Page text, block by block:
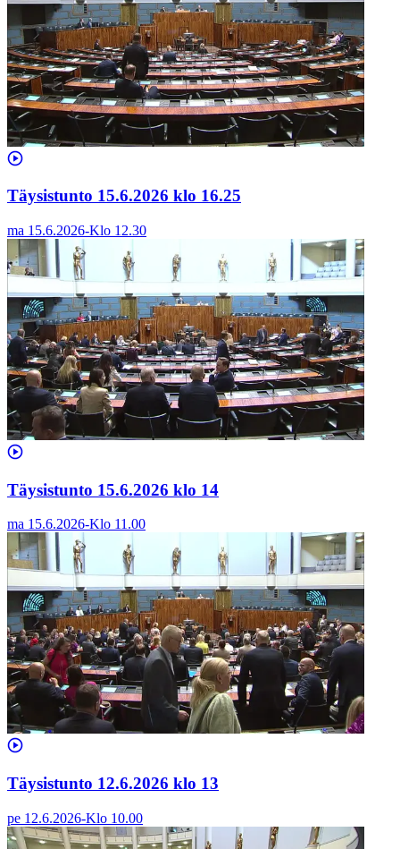
Täysistunto 15.6.2026 klo 16.25
ma 15.6.2026-Klo 12.30
Täysistunto 15.6.2026 klo 14
ma 15.6.2026-Klo 11.00
Täysistunto 12.6.2026 klo 13
pe 12.6.2026-Klo 10.00